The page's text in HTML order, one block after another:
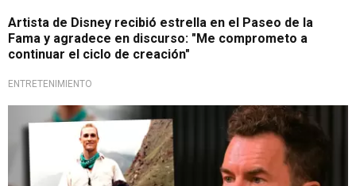
Artista de Disney recibió estrella en el Paseo de la
Fama y agradece en discurso: "Me comprometo a
continuar el ciclo de creación"
ENTRETENIMIENTO
Un viaje secreto